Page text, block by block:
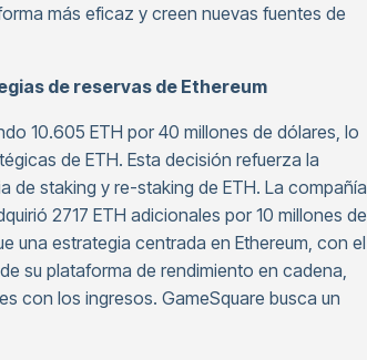
más eficaz y creen nuevas fuentes de
de reservas de Ethereum
10.605 ETH por 40 millones de dólares, lo
de ETH. Esta decisión refuerza la
de staking y re-staking de ETH. La compañía
2717 ETH adicionales por 10 millones de
una estrategia centrada en Ethereum, con el
su plataforma de rendimiento en cadena,
con los ingresos. GameSquare busca un